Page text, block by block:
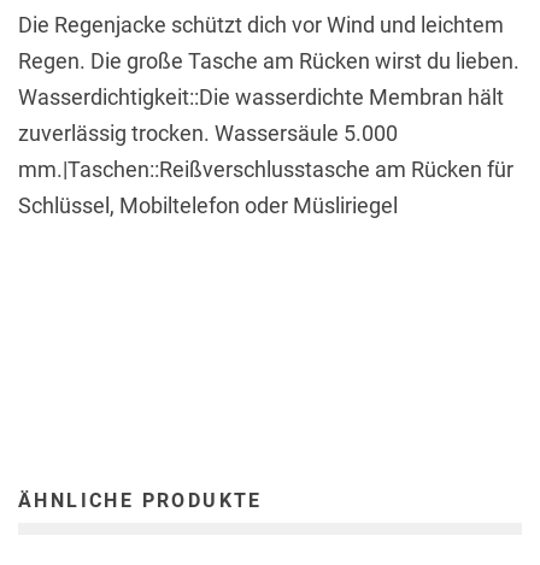
Die Regenjacke schützt dich vor Wind und leichtem
Regen. Die große Tasche am Rücken wirst du lieben.
Wasserdichtigkeit::Die wasserdichte Membran hält
zuverlässig trocken. Wassersäule 5.000
mm.|Taschen::Reißverschlusstasche am Rücken für
Schlüssel, Mobiltelefon oder Müsliriegel
ÄHNLICHE PRODUKTE